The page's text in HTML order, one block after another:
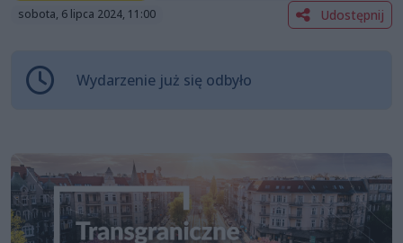
sobota, 6 lipca 2024, 11:00
Udostępnij
Wydarzenie już się odbyło